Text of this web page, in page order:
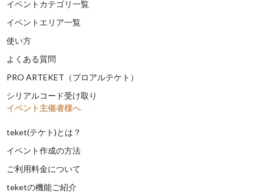
イベントカテゴリ一覧
イベントエリア一覧
使い方
よくある質問
PRO ARTEKET（プロアルテケト）
シリアルコード受け取り
イベント主催者様へ
teket(テケト)とは？
イベント作成の方法
ご利用料金について
teketの機能ご紹介